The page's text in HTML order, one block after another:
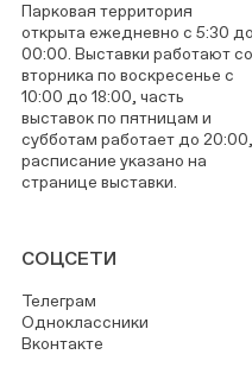
Парковая территория
открыта ежедневно с 5:30 до
00:00. Выставки работают со
вторника по воскресенье с
10:00 до 18:00, часть
выставок по пятницам и
субботам работает до 20:00,
расписание указано на
странице выставки.
СОЦСЕТИ
Телеграм
Одноклассники
Вконтакте